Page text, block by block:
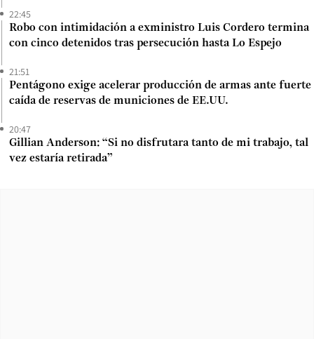
22:45
Robo con intimidación a exministro Luis Cordero termina
con cinco detenidos tras persecución hasta Lo Espejo
21:51
Pentágono exige acelerar producción de armas ante fuerte
caída de reservas de municiones de EE.UU.
20:47
Gillian Anderson: “Si no disfrutara tanto de mi trabajo, tal
vez estaría retirada”